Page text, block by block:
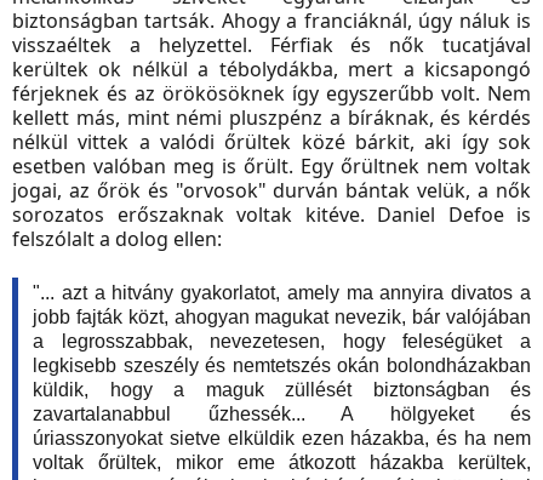
biztonságban tartsák. Ahogy a franciáknál, úgy náluk is
visszaéltek a helyzettel. Férfiak és nők tucatjával
kerültek ok nélkül a tébolydákba, mert a kicsapongó
férjeknek és az örökösöknek így egyszerűbb volt. Nem
kellett más, mint némi pluszpénz a bíráknak, és kérdés
nélkül vittek a valódi őrültek közé bárkit, aki így sok
esetben valóban meg is őrült. Egy őrültnek nem voltak
jogai, az őrök és "orvosok" durván bántak velük, a nők
sorozatos erőszaknak voltak kitéve. Daniel Defoe is
felszólalt a dolog ellen:
"... azt a hitvány gyakorlatot, amely ma annyira divatos a
jobb fajták közt, ahogyan magukat nevezik, bár valójában
a legrosszabbak, nevezetesen, hogy feleségüket a
legkisebb szeszély és nemtetszés okán bolondházakban
küldik, hogy a maguk züllését biztonságban és
zavartalanabbul űzhessék... A hölgyeket és
úriasszonyokat sietve elküldik ezen házakba, és ha nem
voltak őrültek, mikor eme átkozott házakba kerültek,